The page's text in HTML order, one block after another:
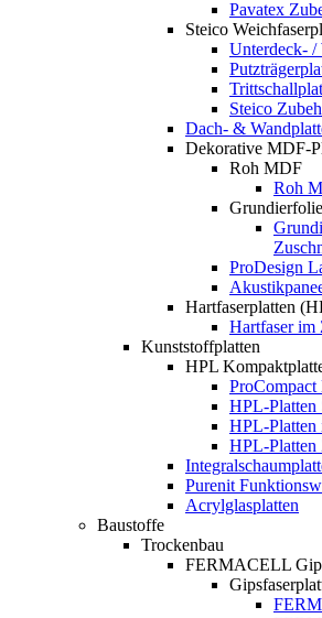
Pavatex
Steico
Unterdeck- /
Steico
Dach- &
Dekorative MDF-
Roh MDF
Roh
ProDesign
Hartfaserplatten
Hartfaser im
Kunststoffplatten
HPL
HPL-Platten
HPL-Platten
HPL-Platten
Purenit
Acrylglasplatten
Baustoffe
Trockenbau
FERMACELL